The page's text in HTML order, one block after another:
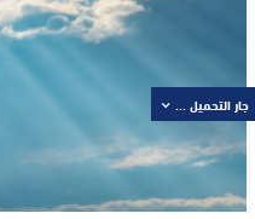
جار التحميل ...